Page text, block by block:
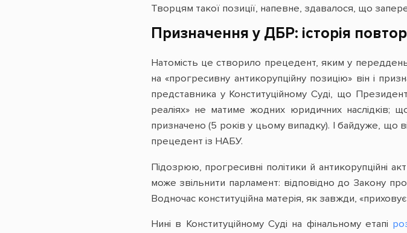
Творцям такої позиції, напевне, здавалося, що
Призначення у ДБР: історія
Натомість це створило прецедент, яким у
на «прогресивну антикорупційну позицію» він і
представника у Конституційному Суді, що
реаліях» не матиме жодних юридичних
призначено (5 років у цьому випадку). І байдуже, що
прецедент із НАБУ.
Підозрюю, прогресивні політики й антикорупційні
може звільнити парламент: відповідно до Закону
Водночас конституційна матерія, як завжди,
Нині в Конституційному Суді на фінальному етапі